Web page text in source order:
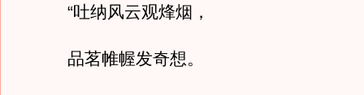
“吐纳风云观烽烟，
品茗帷幄发奇想。